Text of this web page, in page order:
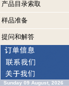
产品目录索取
样品准备
提问和解答
Sunday 09 August, 2026